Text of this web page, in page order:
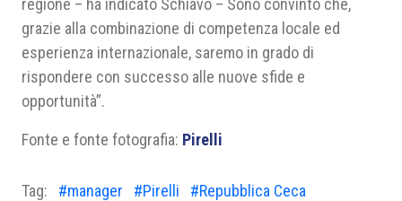
regione – ha indicato Schiavo – Sono convinto che,
grazie alla combinazione di competenza locale ed
esperienza internazionale, saremo in grado di
rispondere con successo alle nuove sfide e
opportunità”.
Fonte e fonte fotografia: Pirelli
Tag: #manager #Pirelli #Repubblica Ceca